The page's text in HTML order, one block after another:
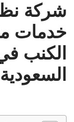
شركة
خدمات
الكنب
السعودية